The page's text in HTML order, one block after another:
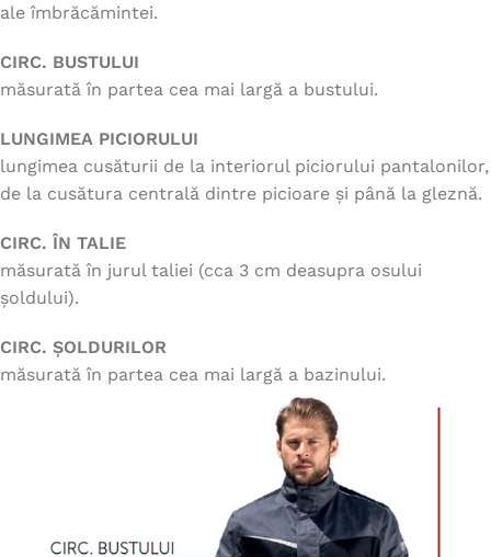
ale îmbrăcămintei.
CIRC. BUSTULUI
măsurată în partea cea mai largă a bustului.
LUNGIMEA PICIORULUI
lungimea cusăturii de la interiorul piciorului pantalonilor,
de la cusătura centrală dintre picioare și până la gleznă.
CIRC. ÎN TALIE
măsurată în jurul taliei (cca 3 cm deasupra osului
șoldului).
CIRC. ȘOLDURILOR
măsurată în partea cea mai largă a bazinului.